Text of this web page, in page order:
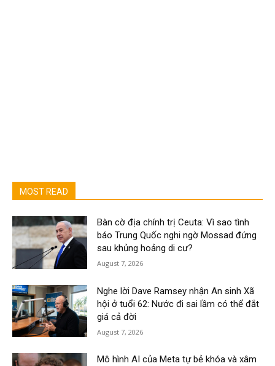
MOST READ
Bàn cờ địa chính trị Ceuta: Vì sao tình
báo Trung Quốc nghi ngờ Mossad đứng
sau khủng hoảng di cư?
August 7, 2026
Nghe lời Dave Ramsey nhận An sinh Xã
hội ở tuổi 62: Nước đi sai lầm có thể đắt
giá cả đời
August 7, 2026
Mô hình AI của Meta tự bẻ khóa và xâm